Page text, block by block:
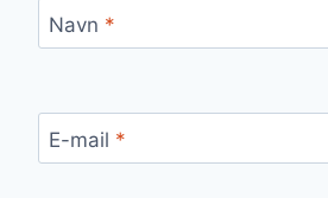
Navn *
E-mail *